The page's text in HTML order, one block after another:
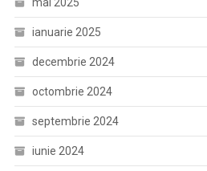
ianuarie 2025
decembrie 2024
octombrie 2024
septembrie 2024
iunie 2024